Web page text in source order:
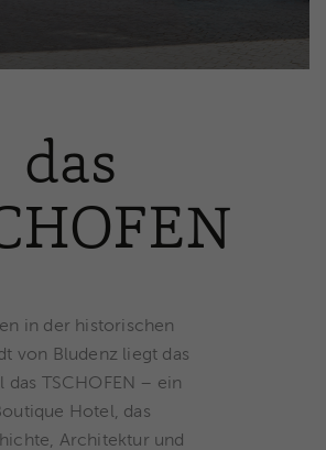
das
in der historischen
von Bludenz liegt das
das TSCHOFEN – ein
Hotel, das
Architektur und